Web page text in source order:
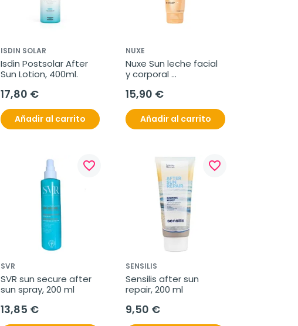
ISDIN SOLAR
Isdin Postsolar After
Sun Lotion, 400ml.
17,80 €
Añadir al carrito
NUXE
Nuxe Sun leche facial
y corporal
después del sol, 200
15,90 €
Añadir al carrito
favorite_border
SVR
SVR sun secure after
sun spray, 200 ml
13,85 €
favorite_border
SENSILIS
Sensilis after sun
repair, 200 ml
9,50 €